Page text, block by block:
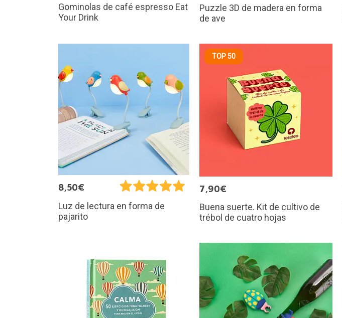
Gominolas de café espresso Eat
Your Drink
Puzzle 3D de madera en forma
de ave
8,50€
Luz de lectura en forma de
pajarito
TOP 50
7,90€
Buena suerte. Kit de cultivo de
trébol de cuatro hojas